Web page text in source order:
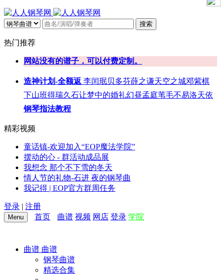
搜索
热门推荐
网站没有的谱子，可以付费定制。
造神计划-全额返 李闰珉贝多芬薛之谦天空之城邓紫棋
下山班得瑞久石让梦中的婚礼幻昼孟庭苇毛不易洛天依
钢琴指法教程
精彩视频
童话镇-欢迎加入“EOP魔法学院”
摆动的心 - 群活动成品展
我想念 那个不下雪的冬天
情人节的礼物-石进 夜的钢琴曲
我记得 | EOP官方群周任务
登录 | 注册
Menu 首页 曲谱 视频 网店 登录 学院
曲谱 曲谱
钢琴曲谱
精选合集